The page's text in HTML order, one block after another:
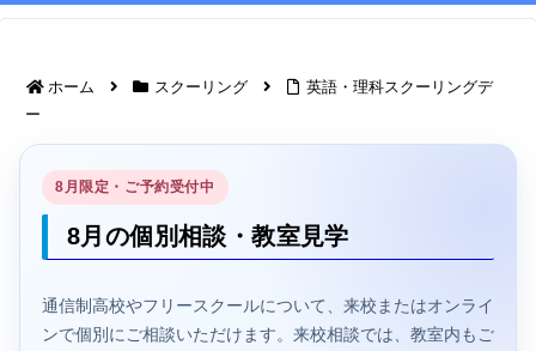
ホーム スクーリング
英語・理科スクーリングデ
ー
8月限定・ご予約受付中
8月の個別相談・教室見学
通信制高校やフリースクールについて、来校またはオンライ
ンで個別にご相談いただけます。来校相談では、教室内もご